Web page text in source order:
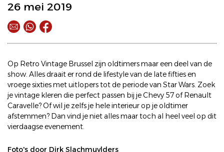
26 mei 2019
Op Retro Vintage Brussel zijn oldtimers maar een deel van de
show. Alles draait er rond de lifestyle van de late fifties en
vroege sixties met uitlopers tot de periode van Star Wars. Zoek
je vintage kleren die perfect passen bij je Chevy 57 of Renault
Caravelle? Of wil je zelfs je hele interieur op je oldtimer
afstemmen? Dan vind je niet alles maar toch al heel veel op dit
vierdaagse evenement.
Foto's door Dirk Slachmuylders